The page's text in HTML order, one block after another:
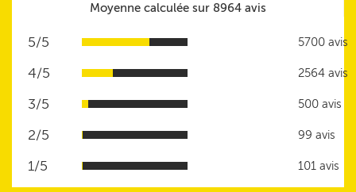
Moyenne calculée sur 8964 avis
5/5 5700 avis
4/5 2564 avis
3/5 500 avis
2/5 99 avis
1/5 101 avis